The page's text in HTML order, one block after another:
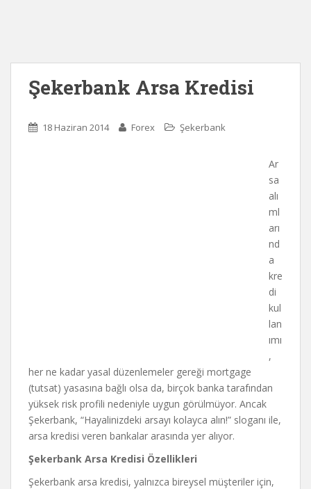
Şekerbank Arsa Kredisi
18 Haziran 2014 Forex Şekerbank
Ar
sa
alı
ml
arı
nd
a
kre
di
kul
lan
ımı
,
her ne kadar yasal düzenlemeler gereği mortgage
(tutsat) yasasına bağlı olsa da, birçok banka tarafından
yüksek risk profili nedeniyle uygun görülmüyor. Ancak
Şekerbank, “Hayalinizdeki arsayı kolayca alın!” sloganı ile,
arsa kredisi veren bankalar arasında yer alıyor.
Şekerbank Arsa Kredisi Özellikleri
Şekerbank arsa kredisi, yalnızca bireysel müşteriler için,